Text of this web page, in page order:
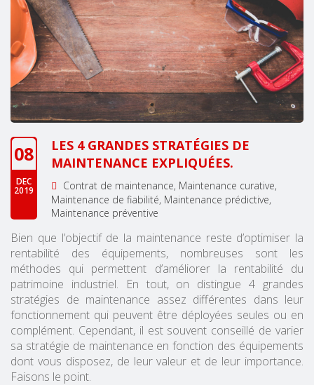
08
DEC
2019
LES 4 GRANDES STRATÉGIES DE
MAINTENANCE EXPLIQUÉES.
Contrat de maintenance Maintenance curative
Maintenance de fiabilité Maintenance prédictive
Maintenance préventive
Bien que l’objectif de la maintenance reste d’optimiser la
rentabilité des équipements, nombreuses sont les
méthodes qui permettent d’améliorer la rentabilité du
patrimoine industriel. En tout, on distingue 4 grandes
stratégies de maintenance assez différentes dans leur
fonctionnement qui peuvent être déployées seules ou en
complément. Cependant, il est souvent conseillé de varier
sa stratégie de maintenance en fonction des équipements
dont vous disposez, de leur valeur et de leur importance.
Faisons le point.